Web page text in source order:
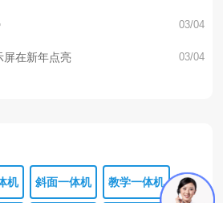
03/04
屏在新年点亮 03/04
机 斜面一体机 教学一体机